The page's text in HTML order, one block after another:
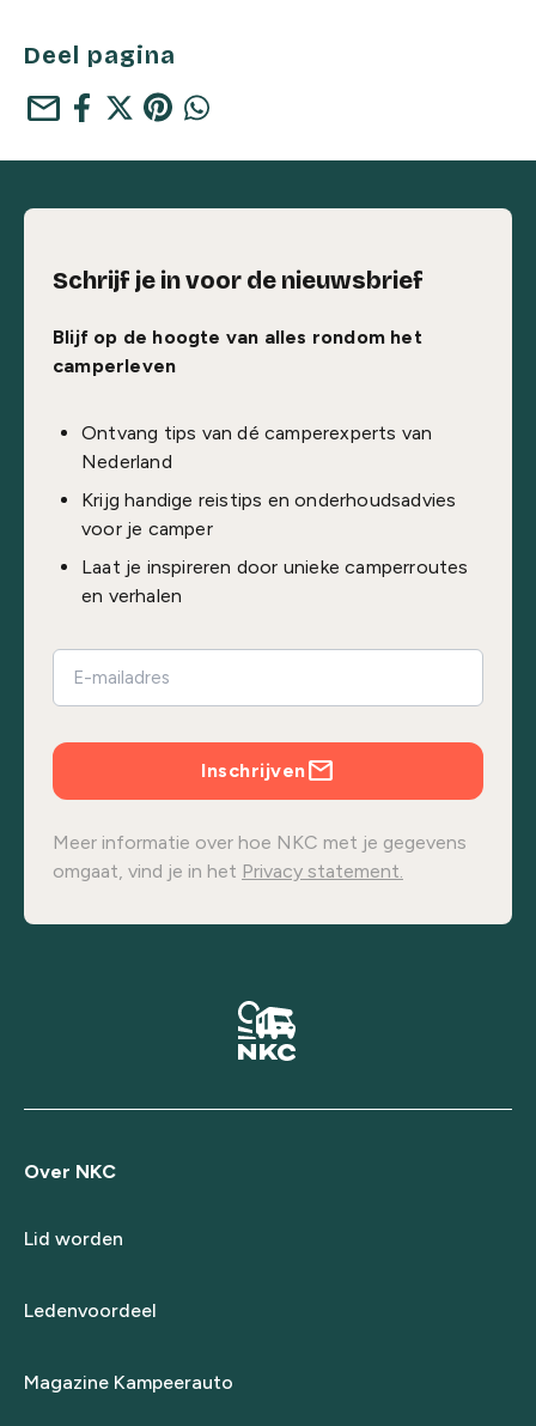
Deel pagina
mail
Schrijf je in voor de nieuwsbrief
Blijf op de hoogte van alles rondom het
camperleven
Ontvang tips van dé camperexperts van
Nederland
Krijg handige reistips en onderhoudsadvies
voor je camper
Laat je inspireren door unieke camperroutes
en verhalen
Inschrijven
Meer informatie over hoe NKC met je gegevens
omgaat, vind je in het Privacy statement.
Over NKC
Lid worden
Ledenvoordeel
Magazine Kampeerauto